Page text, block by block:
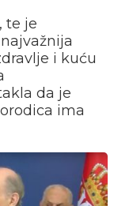
te je
i kuću
da je
ima